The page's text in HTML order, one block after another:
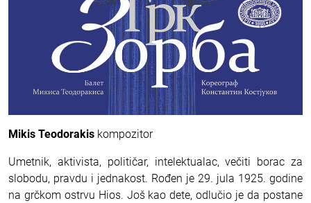
Mikis Teodorakis kompozitor
Umetnik, aktivista, političar, intelektualac, večiti borac za
slobodu, pravdu i jednakost. Rođen je 29. jula 1925. godine
na grčkom ostrvu Hios. Još kao dete, odlučio je da postane